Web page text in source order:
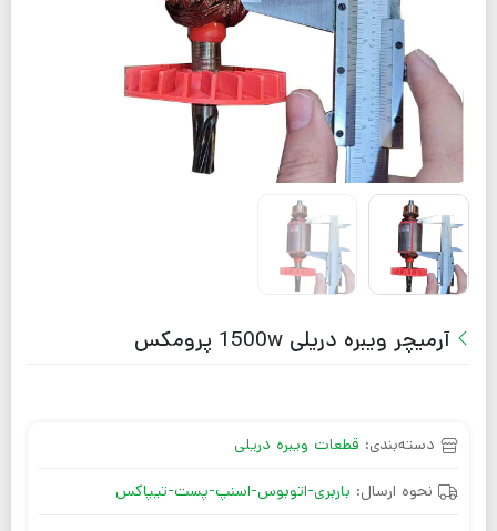
آرمیچر ویبره دریلی 1500w پرومکس
دسته‌بندی: قطعات ویبره دریلی
نحوه ارسال: باربری-اتوبوس-اسنپ-پست-تیپاکس